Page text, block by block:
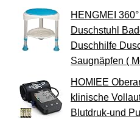
HENGMEI
Duschstuhl
Duschhilfe
Saugnäpfen (
HOMIEE
klinische
Blutdruk-und